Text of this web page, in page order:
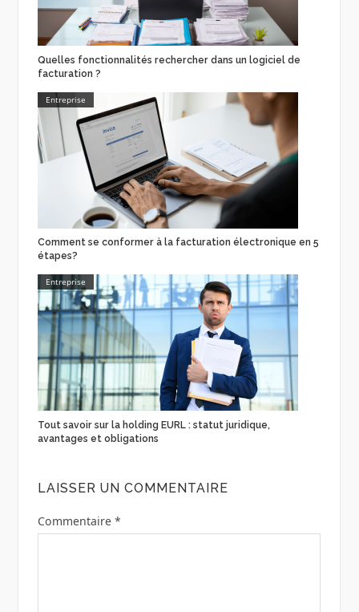
Quelles fonctionnalités rechercher dans un logiciel de
facturation ?
Entreprise
Comment se conformer à la facturation électronique en 5
étapes?
Entreprise
Tout savoir sur la holding EURL : statut juridique,
avantages et obligations
LAISSER UN COMMENTAIRE
Commentaire *